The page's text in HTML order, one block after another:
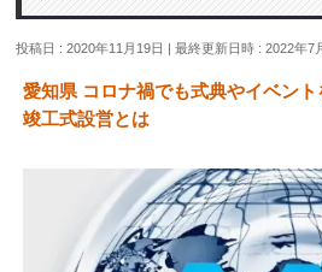
投稿日 : 2020年11月19日 最終更新日時 : 2022年7
愛知県 コロナ禍でも式典やイベン
竣工式設営とは